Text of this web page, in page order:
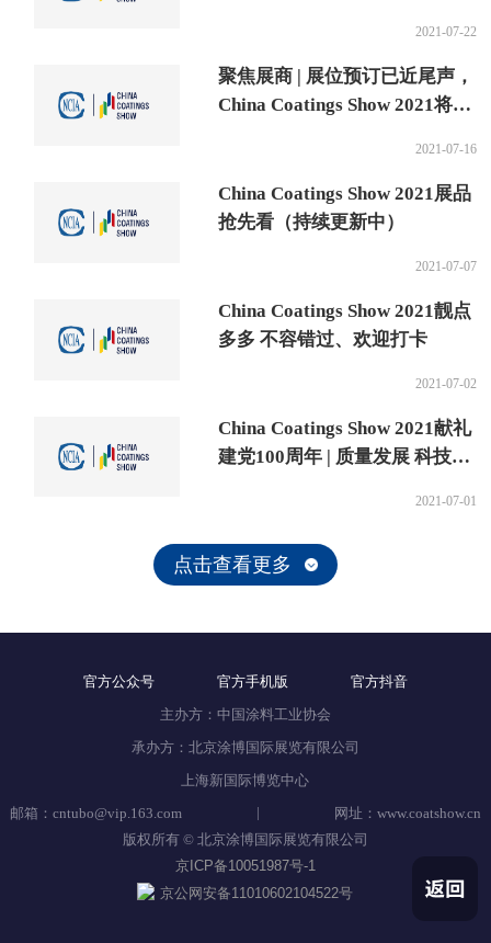
2021-07-22
聚焦展商 | 展位预订已近尾声，
China Coatings Show 2021将盛
2021-07-16
China Coatings Show 2021展品
抢先看（持续更新中）
2021-07-07
China Coatings Show 2021靓点
多多 不容错过、欢迎打卡
2021-07-02
China Coatings Show 2021献礼
建党100周年 | 质量发展 科技赋
2021-07-01
点击查看更多
官方公众号 官方手机版
官方抖音
主办方：中国涂料工业协会
承办方：北京涂博国际展览有限公司
上海新国际博览中心
邮箱：cntubo@vip.163.com
|
网址：www.coatshow.cn
版权所有 © 北京涂博国际展览有限公司
京ICP备10051987号-1
京公网安备11010602104522号